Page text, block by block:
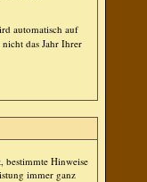
automatisch auf
das Jahr Ihrer
bestimmte Hinweise
immer ganz